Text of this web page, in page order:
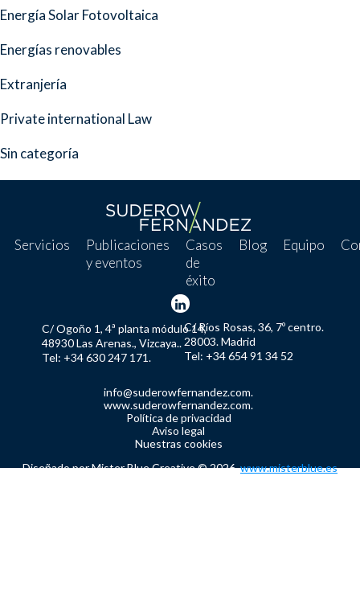
Energía Solar Fotovoltaica
Energías renovables
Extranjería
Private international Law
Sin categoría
Servicios
Publicaciones
y eventos
Casos
de
éxito
Blog Equipo
C/ Ogoño 1, 4ª planta módulo 14,
48930 Las Arenas., Vizcaya..
Tel: +34 630 247 171.
C/ Ríos Rosas, 36, 7º centro.
28003. Madrid
Tel: +34 654 91 34 52
info@suderowfernandez.com.
www.suderowfernandez.com.
Política de privacidad
Aviso legal
Nuestras cookies
Diseñado por Mister Blue Creative © 2026.www.misterblue.es